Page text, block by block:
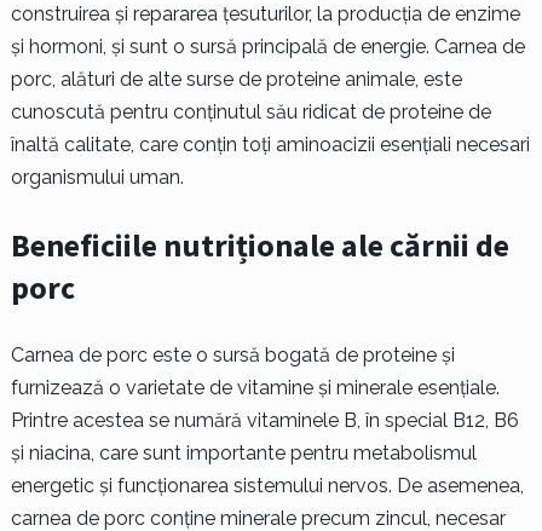
construirea și repararea țesuturilor, la producția de enzime
și hormoni, și sunt o sursă principală de energie. Carnea de
porc, alături de alte surse de proteine animale, este
cunoscută pentru conținutul său ridicat de proteine de
înaltă calitate, care conțin toți aminoacizii esențiali necesari
organismului uman.
Beneficiile nutriționale ale cărnii de
porc
Carnea de porc este o sursă bogată de proteine și
furnizează o varietate de vitamine și minerale esențiale.
Printre acestea se numără vitaminele B, în special B12, B6
și niacina, care sunt importante pentru metabolismul
energetic și funcționarea sistemului nervos. De asemenea,
carnea de porc conține minerale precum zincul, necesar